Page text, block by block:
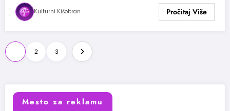
Kulturni Kišobran
Paginacija
članaka
2 3
Mesto za reklamu